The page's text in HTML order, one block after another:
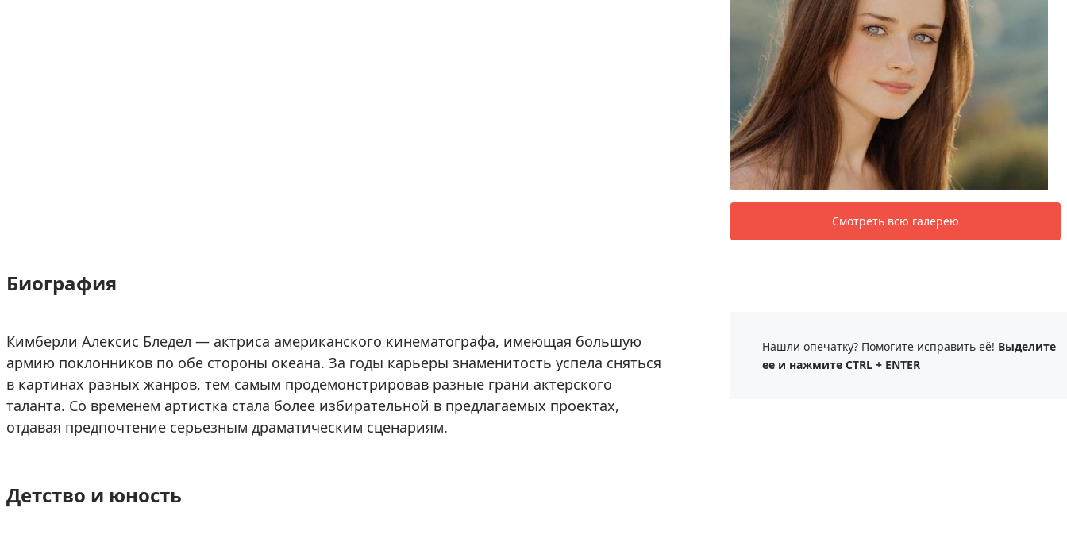
Биография
Кимберли Алексис Бледел — актриса американского кинематографа, имеющая большую
армию поклонников по обе стороны океана. За годы карьеры знаменитость успела сняться
в картинах разных жанров, тем самым продемонстрировав разные грани актерского
таланта. Со временем артистка стала более избирательной в предлагаемых проектах,
отдавая предпочтение серьезным драматическим сценариям.
Детство и юность
Смотреть всю галерею
Нашли опечатку? Помогите исправить её! Выделите
ее и нажмите CTRL + ENTER